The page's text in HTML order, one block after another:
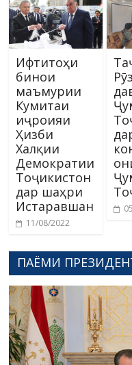
Ифтитоҳи
бинои
маъмурии
Кумитаи
иҷроияи
Ҳизби
Халқии
Демократии
Тоҷикистон
дар шаҳри
Истаравшан
11/08/2022
ПАЁМИ